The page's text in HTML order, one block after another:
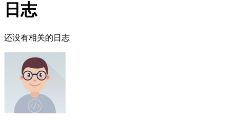
日志
还没有相关的日志